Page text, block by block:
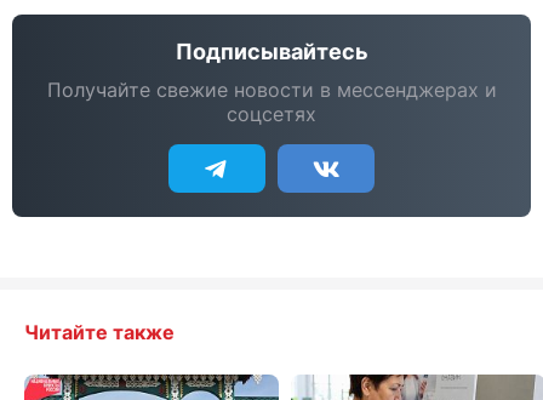
Подписывайтесь
Получайте свежие новости в мессенджерах и
соцсетях
Читайте также